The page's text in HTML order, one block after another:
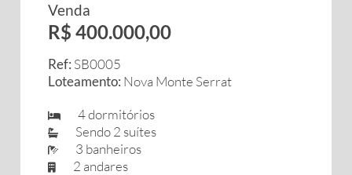
Venda
R$ 400.000,00
Ref: SB0005
Loteamento: Nova Monte Serrat
4 dormitórios
Sendo 2 suítes
3 banheiros
2 andares